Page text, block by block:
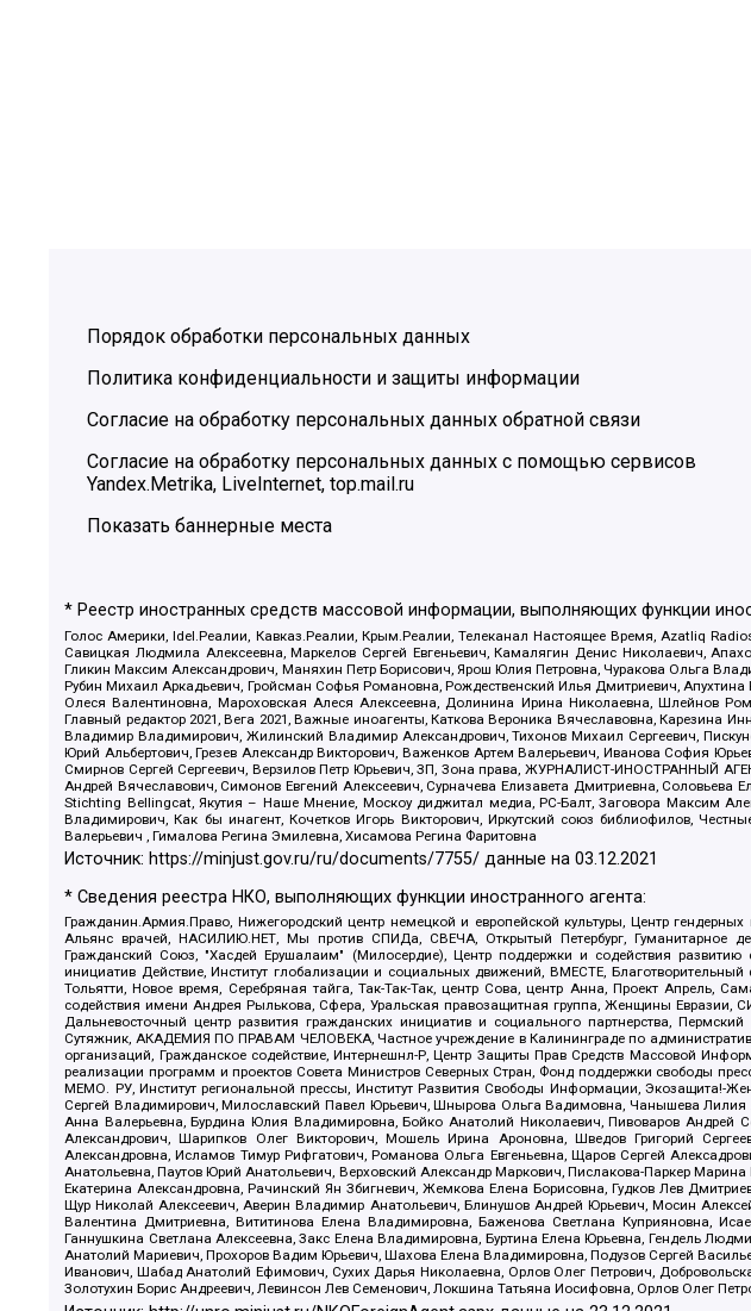
Порядок обработки персональных данных
Политика конфиденциальности и защиты информации
Согласие на обработку персональных данных обратной связи
Согласие на обработку персональных данных с помощью сервисов
Yandex.Metrika, LiveInternet, top.mail.ru
Показать баннерные места
* Реестр иностранных средств массовой информации, выполняющих функции
Голос Америки, Idel.Реалии, Кавказ.Реалии, Крым.Реалии, Телеканал Настоящее Время, Azatliq
Савицкая Людмила Алексеевна, Маркелов Сергей Евгеньевич, Камалягин Денис Николаевич,
Гликин Максим Александрович, Маняхин Петр Борисович, Ярош Юлия Петровна, Чуракова Ольга
Рубин Михаил Аркадьевич, Гройсман Софья Романовна, Рождественский Илья Дмитриевич,
Олеся Валентиновна, Мароховская Алеся Алексеевна, Долинина Ирина Николаевна, Шлейнов
Главный редактор 2021, Вега 2021, Важные иноагенты, Каткова Вероника Вячеславовна,
Владимир Владимирович, Жилинский Владимир Александрович, Тихонов Михаил Сергеевич,
Юрий Альбертович, Грезев Александр Викторович, Важенков Артем Валерьевич, Иванова София
Смирнов Сергей Сергеевич, Верзилов Петр Юрьевич, ЗП, Зона права, ЖУРНАЛИСТ-ИНОСТРАННЫЙ
Андрей Вячеславович, Симонов Евгений Алексеевич, Сурначева Елизавета Дмитриевна,
Stichting Bellingcat, Якутия – Наше Мнение, Москоу диджитал медиа, РС-Балт, Заговора Максим
Владимирович, Как бы инагент, Кочетков Игорь Викторович, Иркутский союз библиофилов,
Валерьевич , Гималова Регина Эмилевна, Хисамова Регина Фаритовна
Источник: https://minjust.gov.ru/ru/documents/7755/ данные на03.12.2021
* Сведения реестра НКО, выполняющих функции иностранного агента:
Гражданин.Армия.Право, Нижегородский центр немецкой и европейской культуры, Центр
Альянс врачей, НАСИЛИЮ.НЕТ, Мы против СПИДа, СВЕЧА, Открытый Петербург, Гуманитарное
Гражданский Союз, "Хасдей Ерушалаим" (Милосердие), Центр поддержки и содействия
инициатив Действие, Институт глобализации и социальных движений, ВМЕСТЕ,
Тольятти, Новое время, Серебряная тайга, Так-Так-Так, центр Сова, центр Анна, Проект Апрель,
содействия имени Андрея Рылькова, Сфера, Уральская правозащитная группа, Женщины Евразии,
Дальневосточный центр развития гражданских инициатив и социального партнерства,
Сутяжник, АКАДЕМИЯ ПО ПРАВАМ ЧЕЛОВЕКА, Частное учреждение в Калининграде по
организаций, Гражданское содействие, Интернешнл-Р, Центр Защиты Прав Средств Массовой
реализации программ и проектов Совета Министров Северных Стран, Фонд поддержки свободы
МЕМО. РУ, Институт региональной прессы, Институт Развития Свободы Информации, Экозащита!-
Сергей Владимирович, Милославский Павел Юрьевич, Шнырова Ольга Вадимовна, Чанышева Лилия
Анна Валерьевна, Бурдина Юлия Владимировна, Бойко Анатолий Николаевич, Пивоваров Андрей
Александрович, Шарипков Олег Викторович, Мошель Ирина Ароновна, Шведов Григорий
Александровна, Исламов Тимур Рифгатович, Романова Ольга Евгеньевна, Щаров Сергей
Анатольевна, Паутов Юрий Анатольевич, Верховский Александр Маркович, Пислакова-Паркер
Екатерина Александровна, Рачинский Ян Збигневич, Жемкова Елена Борисовна, Гудков Лев
Щур Николай Алексеевич, Аверин Владимир Анатольевич, Блинушов Андрей Юрьевич, Мосин
Валентина Дмитриевна, Вититинова Елена Владимировна, Баженова Светлана Куприяновна,
Ганнушкина Светлана Алексеевна, Закс Елена Владимировна, Буртина Елена Юрьевна, Гендель
Анатолий Мариевич, Прохоров Вадим Юрьевич, Шахова Елена Владимировна, Подузов Сергей
Иванович, Шабад Анатолий Ефимович, Сухих Дарья Николаевна, Орлов Олег Петрович,
Золотухин Борис Андреевич, Левинсон Лев Семенович, Локшина Татьяна Иосифовна, Орлов Олег